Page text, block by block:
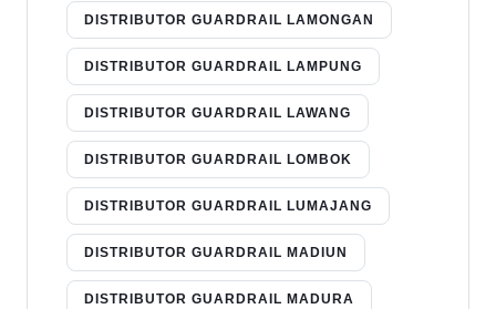
DISTRIBUTOR GUARDRAIL LAMONGAN
DISTRIBUTOR GUARDRAIL LAMPUNG
DISTRIBUTOR GUARDRAIL LAWANG
DISTRIBUTOR GUARDRAIL LOMBOK
DISTRIBUTOR GUARDRAIL LUMAJANG
DISTRIBUTOR GUARDRAIL MADIUN
DISTRIBUTOR GUARDRAIL MADURA